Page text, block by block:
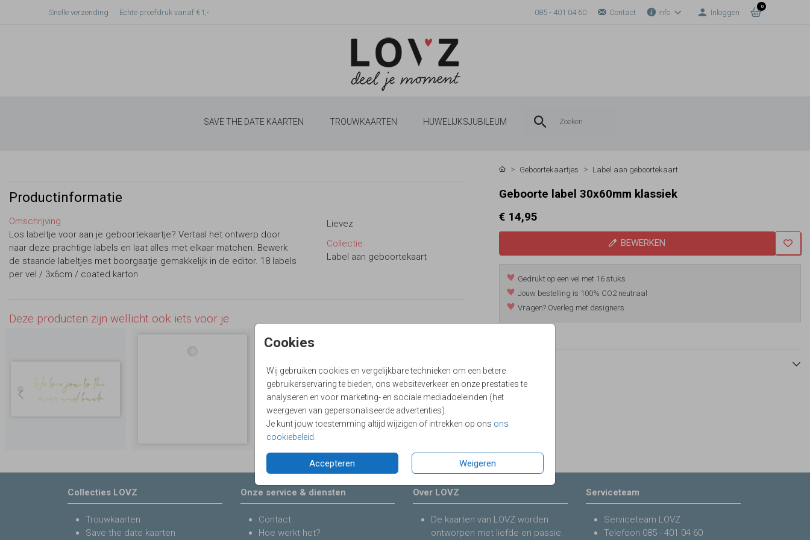
Snelle verzending Echte proefdruk vanaf €1,- 085 - 401 04 60 Contact Info Inloggen
0
SAVE THE DATE KAARTEN TROUWKAARTEN HUWELIJKSJUBILEUM
Cookies
Wij gebruiken cookies en vergelijkbare technieken om een betere
gebruikerservaring te bieden, ons websiteverkeer en onze prestaties te
analyseren en voor marketing- en sociale mediadoeleinden (het
weergeven van gepersonaliseerde advertenties).
Je kunt jouw toestemming altijd wijzigen of intrekken op ons ons
cookiebeleid
Accepteren Weigeren
Productinformatie
Omschrijving
Los labeltje voor aan je geboortekaartje? Vertaal het ontwerp door
naar deze prachtige labels en laat alles met elkaar matchen. Bewerk
de staande labeltjes met boorgaatje gemakkelijk in de editor. 18 labels
per vel / 3x6cm / coated karton
Lievez
Collectie
Label aan geboortekaart
Deze producten zijn wellicht ook iets voor je
Geboortekaartjes Label aan geboortekaart
Geboorte label 30x60mm klassiek
€ 14,95
BEWERKEN
Gedrukt op een vel met 16 stuks
Jouw bestelling is 100% CO2 neutraal
Vragen? Overleg met designers
Collecties LOVZ
Trouwkaarten
Save the date kaarten
Onze service & diensten
Contact
Hoe werkt het?
Over LOVZ
De kaarten van LOVZ worden
ontworpen met liefde en passie.
Serviceteam
Serviceteam LOVZ
Telefoon 085 - 401 04 60